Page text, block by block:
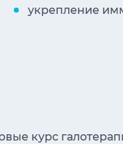
укрепление
курс